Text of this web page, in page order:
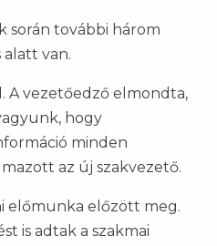
során további három
van.
A vezetőedző elmondta,
hogy
minden
az új szakvezető.
előmunka előzött meg.
is adtak a szakmai